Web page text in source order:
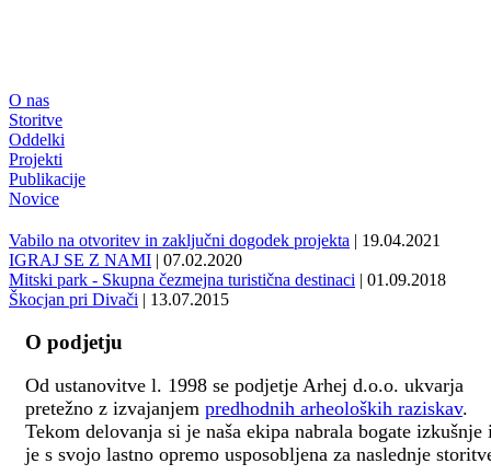
O nas
Storitve
Oddelki
Projekti
Publikacije
Novice
Vabilo na otvoritev in zaključni dogodek projekta | 19.04.2021
IGRAJ SE Z NAMI | 07.02.2020
Mitski park - Skupna čezmejna turistična destinaci | 01.09.2018
Škocjan pri Divači | 13.07.2015
O podjetju
Od ustanovitve l. 1998 se podjetje Arhej d.o.o. ukvarja
pretežno z izvajanjem predhodnih arheoloških raziskav.
Tekom delovanja si je naša ekipa nabrala bogate izkušnje
je s svojo lastno opremo usposobljena za naslednje